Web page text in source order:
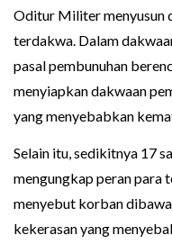
Oditur Militer menyusun
terdakwa. Dalam
pasal pembunuhan
menyiapkan dakwaan
yang menyebabkan
Selain itu, sedikitnya 17
mengungkap peran para
menyebut korban
kekerasan yang